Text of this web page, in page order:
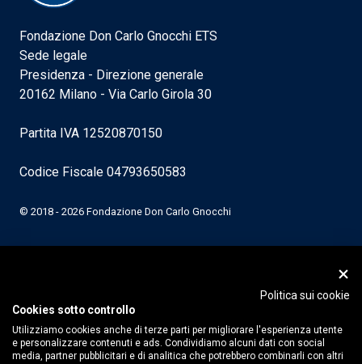
Fondazione Don Carlo Gnocchi ETS
Sede legale
Presidenza - Direzione generale
20162 Milano - Via Carlo Girola 30
Partita IVA 12520870150
Codice Fiscale 04793650583
© 2018 - 2026 Fondazione Don Carlo Gnocchi
Politica sui cookie
Cookies sotto controllo
Utilizziamo cookies anche di terze parti per migliorare l'esperienza utente
e personalizzare contenuti e ads. Condividiamo alcuni dati con social
media, partner pubblicitari e di analitica che potrebbero combinarli con altri